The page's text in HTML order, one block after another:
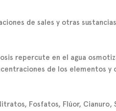
de sales y otras
repercute en el agua
de los elementos y
Fosfatos, Flúor, Cianuro,